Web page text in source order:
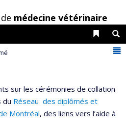
médecine vétérinaire
Liens
sur les cérémonies de collation
du Réseau des diplômés et
Montréal, des liens vers l’aide à